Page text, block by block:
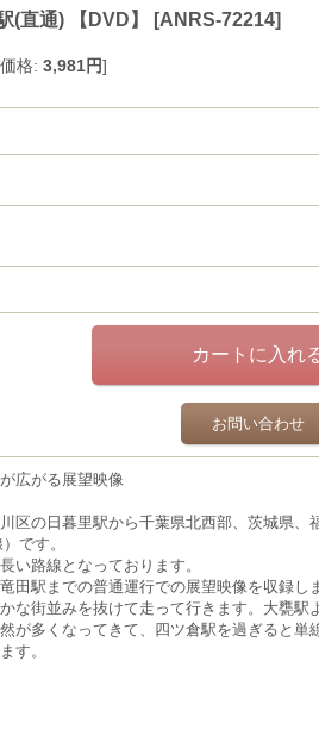
直通) 【DVD】 [ANRS-72214]
格: 3,981円]
お問い合わせ
広がる展望映像
区の日暮里駅から千葉県北西部、茨城県
です。
い路線となっております。
田駅までの普通運行での展望映像を収録し
な街並みを抜けて走って行きます。大甕
が多くなってきて、四ツ倉駅を過ぎると
す。